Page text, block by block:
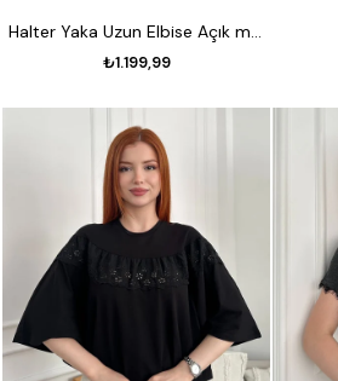
Halter Yaka Uzun Elbise Açık mavi
₺1.199,99